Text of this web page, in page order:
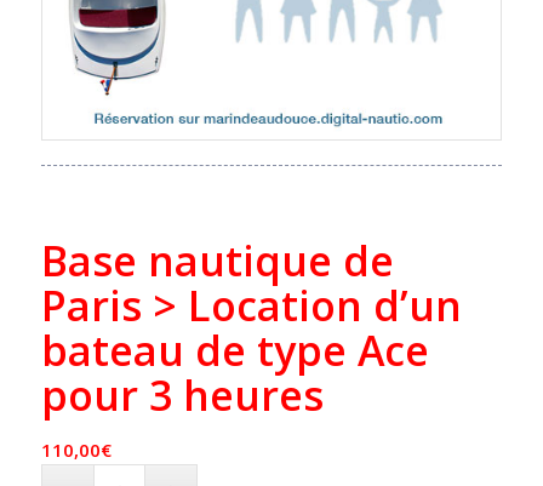
Base nautique de
Paris > Location d’un
bateau de type Ace
pour 3 heures
110,00€